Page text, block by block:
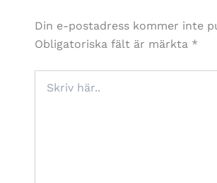
Din e-postadress kommer inte
Obligatoriska fält är märkta *
här..